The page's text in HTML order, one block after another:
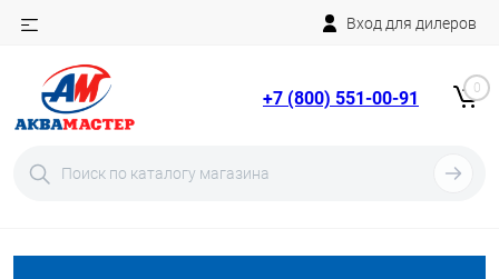
Вход для дилеров
+7 (800) 551-00-91 0